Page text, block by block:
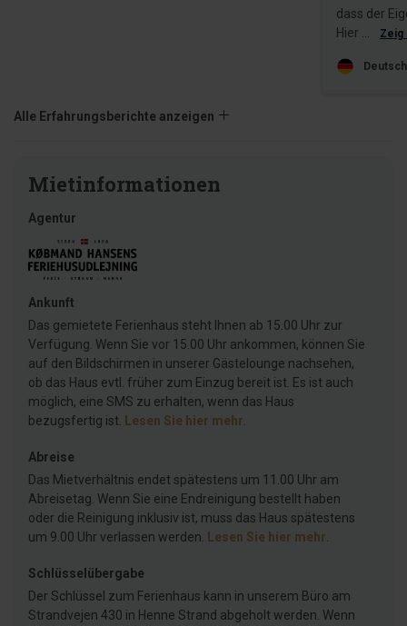
dass der
Hier ...
Zeig
Alle Erfahrungsberichte anzeigen
Mietinformationen
Agentur
Ankunft
Das gemietete Ferienhaus steht Ihnen ab 15.00 Uhr zur
Verfügung. Wenn Sie vor 15.00 Uhr ankommen, können Sie
auf den Bildschirmen in unserer Gästelounge nachsehen,
ob das Haus evtl. früher zum Einzug bereit ist. Es ist auch
möglich, eine SMS zu erhalten, wenn das Haus
bezugsfertig ist. Lesen Sie hier mehr.
Abreise
Das Mietverhältnis endet spätestens um 11.00 Uhr am
Abreisetag. Wenn Sie eine Endreinigung bestellt haben
oder die Reinigung inklusiv ist, muss das Haus spätestens
um 9.00 Uhr verlassen werden. Lesen Sie hier mehr.
Schlüsselübergabe
Der Schlüssel zum Ferienhaus kann in unserem Büro am
Strandvejen 430 in Henne Strand abgeholt werden. Wenn